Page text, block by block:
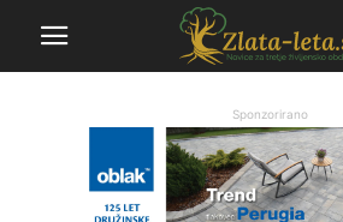
Sponzorirano